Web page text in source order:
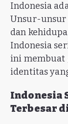
Indonesia
Unsur-unsur
dan
Indonesia
ini membuat
identitas
Indonesia
Terbesar